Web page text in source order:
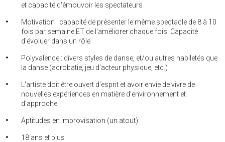
et capacité d'émouvoir les spectateurs
Motivation : capacité de présenter le même spectacle de 8 à 10
fois par semaine ET de l'améliorer chaque fois. Capacité
d'évoluer dans un rôle
Polyvalence : divers styles de danse, et/ou autres habiletés que
la danse (acrobatie, jeu d'acteur physique, etc.)
L'artiste doit être ouvert d'esprit et avoir envie de vivre de
nouvelles expériences en matière d'environnement et
d'approche
Aptitudes en improvisation (un atout)
18 ans et plus